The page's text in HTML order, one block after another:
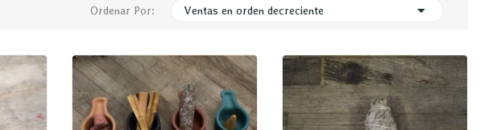
Ordenar Por: Ventas en orden decreciente 